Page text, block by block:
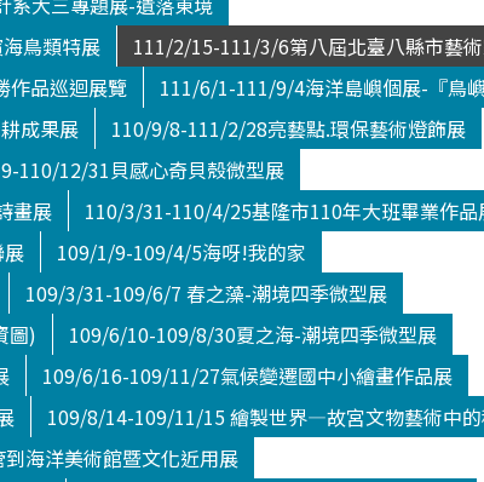
鳥類特展
111/2/15-111/3/6第八屆北臺八縣市藝術
作品巡迴展覽
111/6/1-111/9/4海洋島嶼個展-『鳥
成果展
110/9/8-111/2/28亮藝點.環保藝術燈飾展
110/12/31貝感心奇貝殼微型展
畫展
110/3/31-110/4/25基隆市110年大班畢業作品
109/1/9-109/4/5海呀!我的家
109/3/31-109/6/7 春之藻-潮境四季微型展
圖)
109/6/10-109/8/30夏之海-潮境四季微型展
109/6/16-109/11/27氣候變遷國中小繪畫作品展
109/8/14-109/11/15 繪製世界—故宮文物藝術中
海洋美術館暨文化近用展